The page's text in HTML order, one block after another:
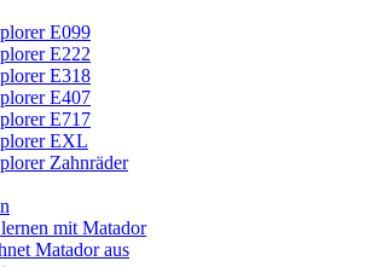
E099
E222
E318
E407
E717
EXL
Zahnräder
mit Matador
Matador aus